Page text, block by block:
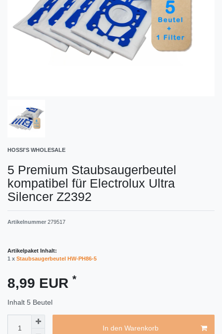
HOSSI'S WHOLESALE
5 Premium Staubsaugerbeutel
kompatibel für Electrolux Ultra
Silencer Z2392
Artikelnummer 279517
Artikelpaket Inhalt:
1 x Staubsaugerbeutel HW-PH86-5
8,99 EUR *
Inhalt 5 Beutel
In den Warenkorb